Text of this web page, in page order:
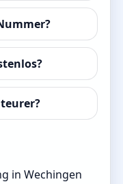
in Wechingen